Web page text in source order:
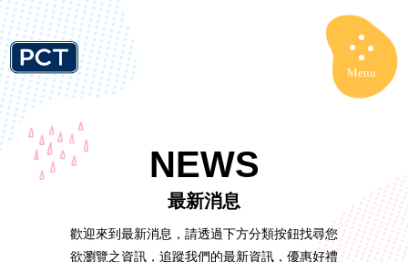
MenuClose
NEWS
最新消息
歡迎來到最新消息，請透過下方分類按鈕找尋您
欲瀏覽之資訊，追蹤我們的最新資訊，優惠好禮